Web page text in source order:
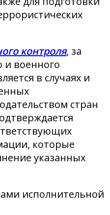
контроля, за
и военного
в случаях и
стран
которые
указанных
исполнительной